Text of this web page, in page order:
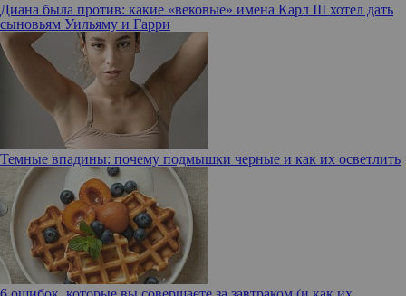
Диана была против: какие «вековые» имена Карл III хотел дать
сыновьям Уильяму и Гарри
Темные впадины: почему подмышки черные и как их осветлить